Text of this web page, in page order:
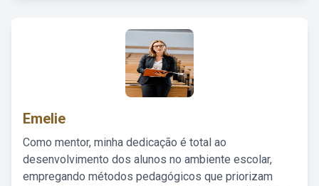
Emelie
Como mentor, minha dedicação é total ao
desenvolvimento dos alunos no ambiente escolar,
empregando métodos pedagógicos que priorizam